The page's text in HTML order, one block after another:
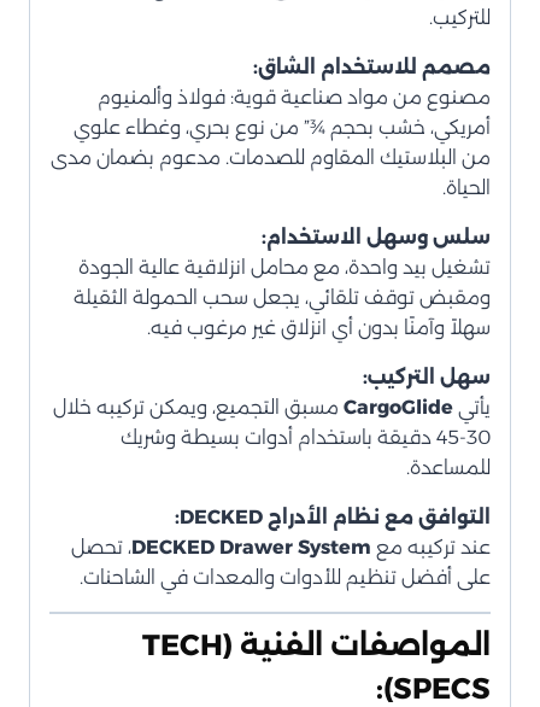
للتركيب.
مصمم للاستخدام الشاق:
مصنوع من مواد صناعية قوية: فولاذ وألمنيوم
أمريكي، خشب بحجم ¾” من نوع بحري، وغطاء علوي
من البلاستيك المقاوم للصدمات. مدعوم بضمان مدى
الحياة.
سلس وسهل الاستخدام:
تشغيل بيد واحدة، مع محامل انزلاقية عالية الجودة
ومقبض توقف تلقائي، يجعل سحب الحمولة الثقيلة
سهلاً وآمنًا بدون أي انزلاق غير مرغوب فيه.
سهل التركيب:
يأتي CargoGlide مسبق التجميع، ويمكن تركيبه خلال
30-45 دقيقة باستخدام أدوات بسيطة وشريك
للمساعدة.
التوافق مع نظام الأدراج DECKED:
عند تركيبه مع DECKED Drawer System، تحصل
على أفضل تنظيم للأدوات والمعدات في الشاحنات.
المواصفات الفنية (TECH
SPECS):